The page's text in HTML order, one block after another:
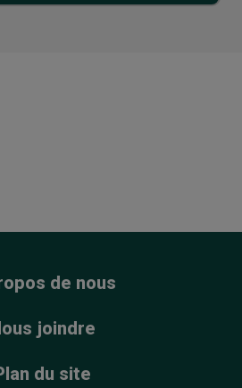
de nous
joindre
du site